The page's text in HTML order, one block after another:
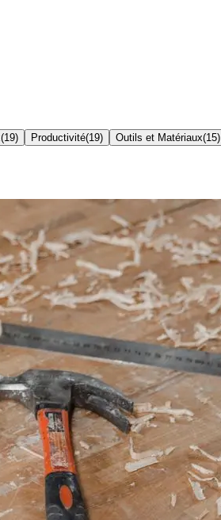
(19) Productivité(19) Outils et Matériaux(15)